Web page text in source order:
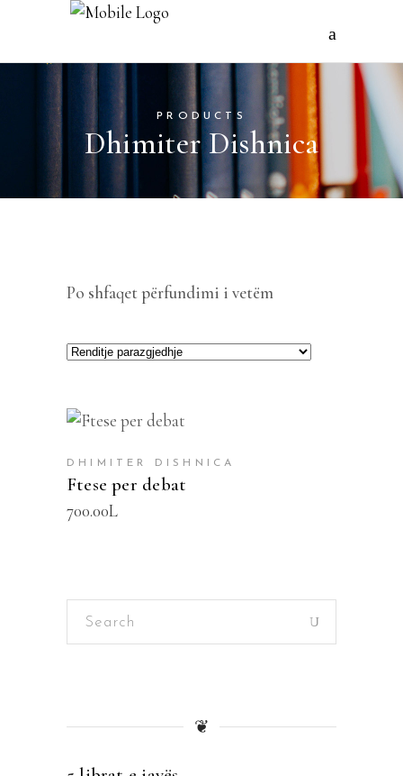
PRODUCTS
Dhimiter Dishnica
Po shfaqet përfundimi i vetëm
SHTOJE NË SHPORTË
DHIMITER DISHNICA
Ftese per debat
700.00L
Search
❦